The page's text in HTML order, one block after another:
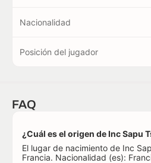
Nacionalidad
Posición del jugador
FAQ
¿Cuál es el origen de Inc Sapu
El lugar de nacimiento de Inc
Francia. Nacionalidad (es):